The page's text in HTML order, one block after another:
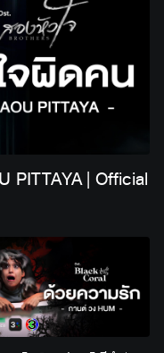
PITTAYA | Official